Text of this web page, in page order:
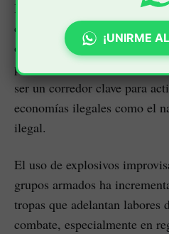
Briceño, una de las
como responsables del
opera bajo el mando de alias
presencia en esta región
ser un corredor clave para
economías ilegales como el
ilegal.
El uso de explosivos
grupos armados ha
tropas que adelantan
combate, especialmente en
¡UNIRME